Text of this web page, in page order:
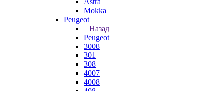
Astra
Mokka
Peugeot
Назад
Peugeot
3008
301
308
4007
4008